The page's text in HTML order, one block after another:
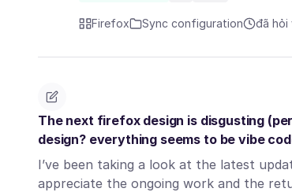
Firefox Sync configuration đã hỏi
The next firefox design is disgusting
design? everything seems to be vibe
I’ve been taking a look at the latest
appreciate the ongoing work and the